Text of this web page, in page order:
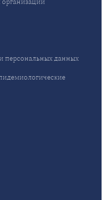
персональных данных